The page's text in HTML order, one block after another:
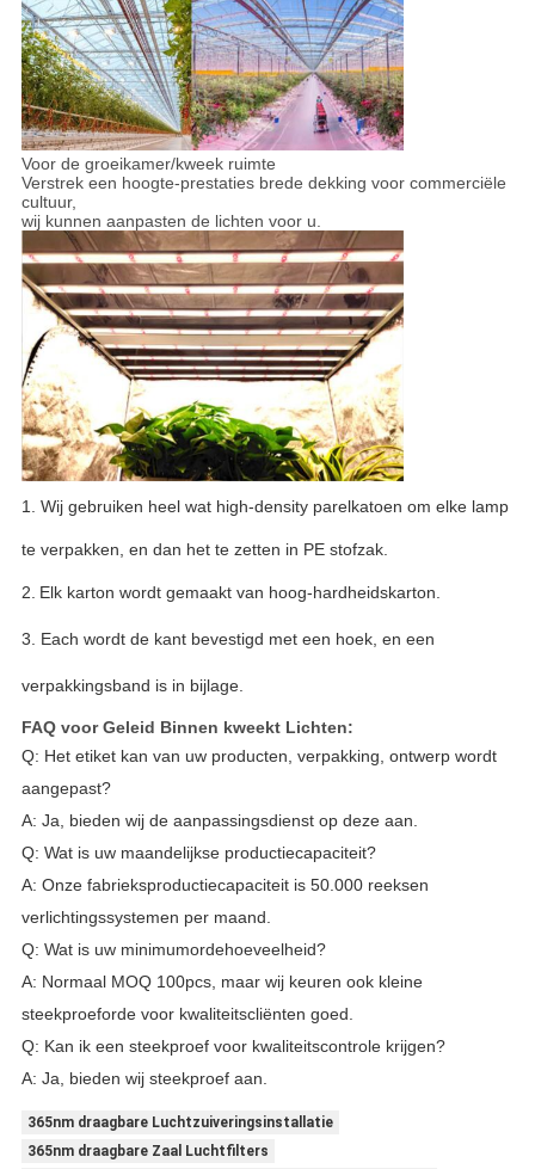
Voor de groeikamer/kweek ruimte
Verstrek een hoogte-prestaties brede dekking voor commerciële
cultuur,
wij kunnen aanpasten de lichten voor u.
1. Wij gebruiken heel wat high-density parelkatoen om elke lamp
te verpakken, en dan het te zetten in PE stofzak.
2. Elk karton wordt gemaakt van hoog-hardheidskarton.
3. Each wordt de kant bevestigd met een hoek, en een
verpakkingsband is in bijlage.
FAQ voor Geleid Binnen kweekt Lichten:
Q: Het etiket kan van uw producten, verpakking, ontwerp wordt
aangepast?
A: Ja, bieden wij de aanpassingsdienst op deze aan.
Q: Wat is uw maandelijkse productiecapaciteit?
A: Onze fabrieksproductiecapaciteit is 50.000 reeksen
verlichtingssystemen per maand.
Q: Wat is uw minimumordehoeveelheid?
A: Normaal MOQ 100pcs, maar wij keuren ook kleine
steekproeforde voor kwaliteitscliënten goed.
Q: Kan ik een steekproef voor kwaliteitscontrole krijgen?
A: Ja, bieden wij steekproef aan.
365nm draagbare Luchtzuiveringsinstallatie
365nm draagbare Zaal Luchtfilters